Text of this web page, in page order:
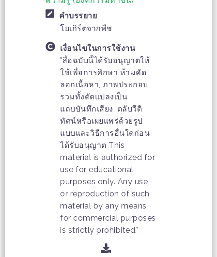
คำบรรยาย
โยเกิร์ตจากพืช
เงื่อนไขในการใช้งาน
"สื่อฉบับนี้ได้รับอนุญาตให้
ใช้เพื่อการศึกษา ห้ามคัด
ลอกเนื้อหา, ภาพประกอบ
รวมทั้งดัดแปลงเป็น
แถบบันทึกเสียง, ตลับวีดิ
ทัศน์หรือเผยแพร่ด้วยรูป
แบบและวิธีการอื่นใดก่อน
ได้รับอนุญาต This
material is authorized for
use for educational
purposes only. Any use
or reproduction of such
material by any means
for commercial purposes
is strictly prohibited."